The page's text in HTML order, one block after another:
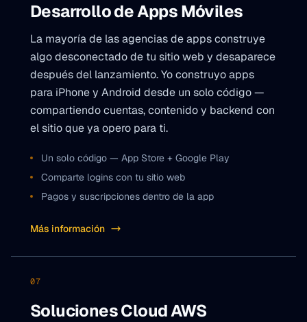
Desarrollo de Apps Móviles
La mayoría de las agencias de apps construye
algo desconectado de tu sitio web y desaparece
después del lanzamiento. Yo construyo apps
para iPhone y Android desde un solo código —
compartiendo cuentas, contenido y backend con
el sitio que ya opero para ti.
Un solo código — App Store + Google Play
Comparte logins con tu sitio web
Pagos y suscripciones dentro de la app
Más información
07
Soluciones Cloud AWS